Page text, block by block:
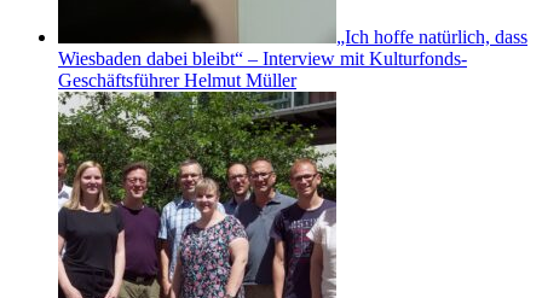
„Ich hoffe natürlich, dass
Wiesbaden dabei bleibt“ – Interview mit Kulturfonds-
Geschäftsführer Helmut Müller